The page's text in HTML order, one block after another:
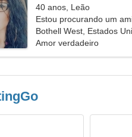
40 anos, Leão
Estou procurando um
Bothell West, Estados
Amor verdadeiro